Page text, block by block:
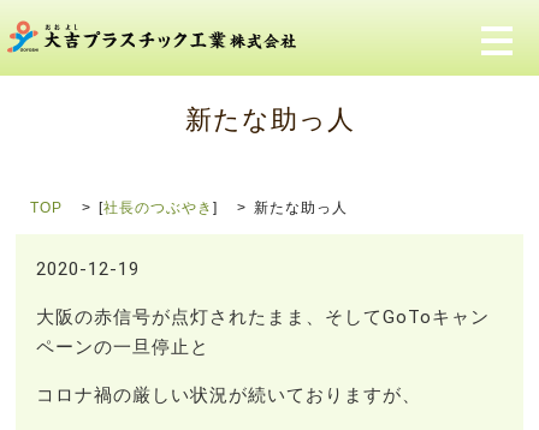
メ
新たな助っ人
TOP [社長のつぶやき] 新たな助っ人
2020-12-19
大阪の赤信号が点灯されたまま、そしてGoToキャン
ペーンの一旦停止と
コロナ禍の厳しい状況が続いておりますが、